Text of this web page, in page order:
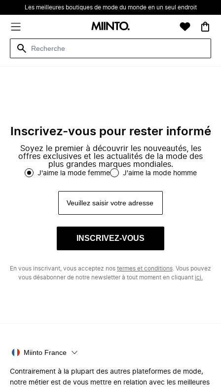
Les meilleures boutiques de mode du monde en un seul endroit
Inscrivez-vous pour rester informé
Soyez le premier à découvrir les nouveautés, les
offres exclusives et les actualités de la mode des
plus grandes marques mondiales.
J'aime la mode femme J'aime la mode homme
INSCRIVEZ-VOUS
En vous inscrivant, vous acceptez nos termes et conditions . Vous pouvez
vous désabonner de notre newsletter à tout moment en cliquant ici.
Miinto France
Contrairement à la plupart des autres plateformes de mode,
notre métier est de vous mettre en relation avec les meilleures